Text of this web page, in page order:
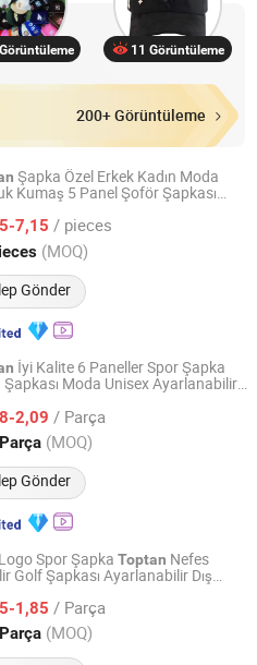
11 Görüntüleme
200+ Görüntüleme
Şapka Özel Erkek Kadın Moda
Kumaş 5 Panel Şoför Şapkası
7,15 / pieces
(MOQ)
Gönder
Ltd.
Fiyat 2024
İyi Kalite 6 Paneller Spor Şapka
Şapkası Moda Unisex Ayarlanabilir
2,09 / Parça
(MOQ)
Gönder
Fiyat 2025
Spor Şapka Toptan Nefes
Golf Şapkası Ayarlanabilir Dış
1,85 / Parça
(MOQ)
Ltd.
Fiyat 2026